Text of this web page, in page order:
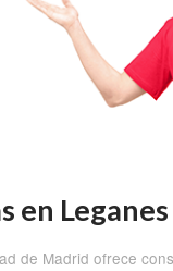
en Leganes
de Madrid ofrece